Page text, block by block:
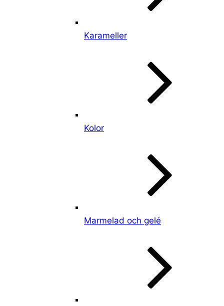
Karameller
Kolor
Marmelad och gelé